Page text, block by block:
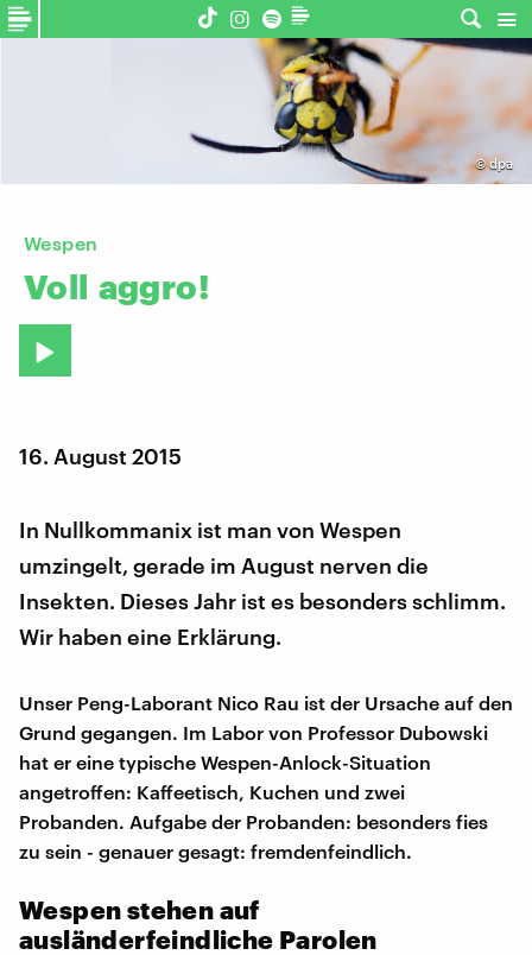
©dpa
Wespen
Voll aggro!
16. August 2015
In Nullkommanix ist man von Wespen
umzingelt, gerade im August nerven die
Insekten. Dieses Jahr ist es besonders schlimm.
Wir haben eine Erklärung.
Unser Peng-Laborant Nico Rau ist der Ursache auf den
Grund gegangen. Im Labor von Professor Dubowski
hat er eine typische Wespen-Anlock-Situation
angetroffen: Kaffeetisch, Kuchen und zwei
Probanden. Aufgabe der Probanden: besonders fies
zu sein - genauer gesagt: fremdenfeindlich.
Wespen stehen auf
ausländerfeindliche Parolen